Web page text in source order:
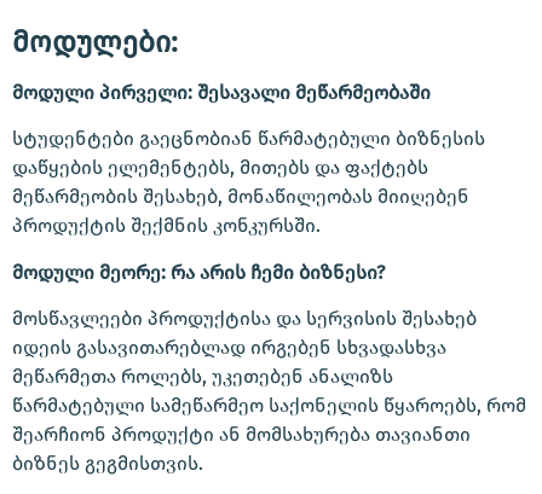
მოდულები:
მოდული პირველი: შესავალი მეწარმეობაში
სტუდენტები გაეცნობიან წარმატებული ბიზნესის
დაწყების ელემენტებს, მითებს და ფაქტებს
მეწარმეობის შესახებ, მონაწილეობას მიიღებენ
პროდუქტის შექმნის კონკურსში.
მოდული მეორე: რა არის ჩემი ბიზნესი?
მოსწავლეები პროდუქტისა და სერვისის შესახებ
იდეის გასავითარებლად ირგებენ სხვადასხვა
მეწარმეთა როლებს, უკეთებენ ანალიზს
წარმატებული სამეწარმეო საქონელის წყაროებს, რომ
შეარჩიონ პროდუქტი ან მომსახურება თავიანთი
ბიზნეს გეგმისთვის.